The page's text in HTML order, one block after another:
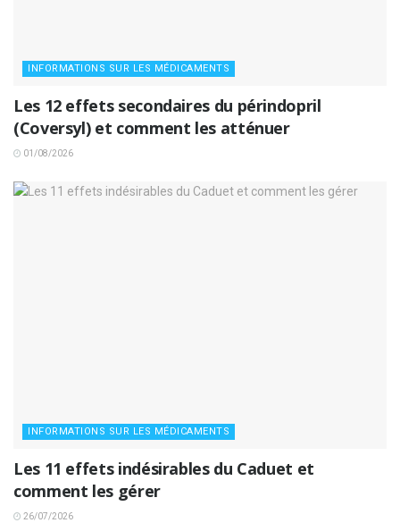
INFORMATIONS SUR LES MÉDICAMENTS
Les 12 effets secondaires du périndopril
(Coversyl) et comment les atténuer
01/08/2026
INFORMATIONS SUR LES MÉDICAMENTS
Les 11 effets indésirables du Caduet et
comment les gérer
26/07/2026